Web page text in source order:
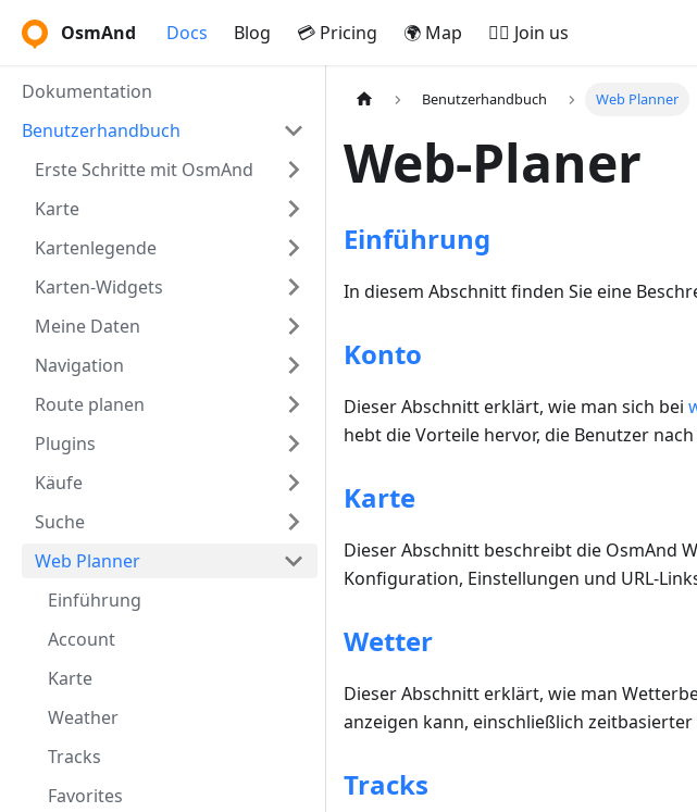
OsmAnd Docs Blog 💳 Pricing 🌍 Map 🚵‍♂️ Join us
Dokumentation
Benutzerhandbuch
Erste Schritte mit OsmAnd
Karte
Kartenlegende
Karten-Widgets
Meine Daten
Navigation
Route planen
Plugins
Käufe
Suche
Web Planner
Einführung
Account
Karte
Weather
Tracks
Favorites
Benutzerhandbuch Web Planner
Web-Planer
Einführung
In diesem Abschnitt finden Sie eine
Konto
Dieser Abschnitt erklärt, wie man sich bei
hebt die Vorteile hervor, die Benutzer
Karte
Dieser Abschnitt beschreibt die OsmAnd
Konfiguration, Einstellungen und URL-
Wetter
Dieser Abschnitt erklärt, wie man
anzeigen kann, einschließlich
Tracks